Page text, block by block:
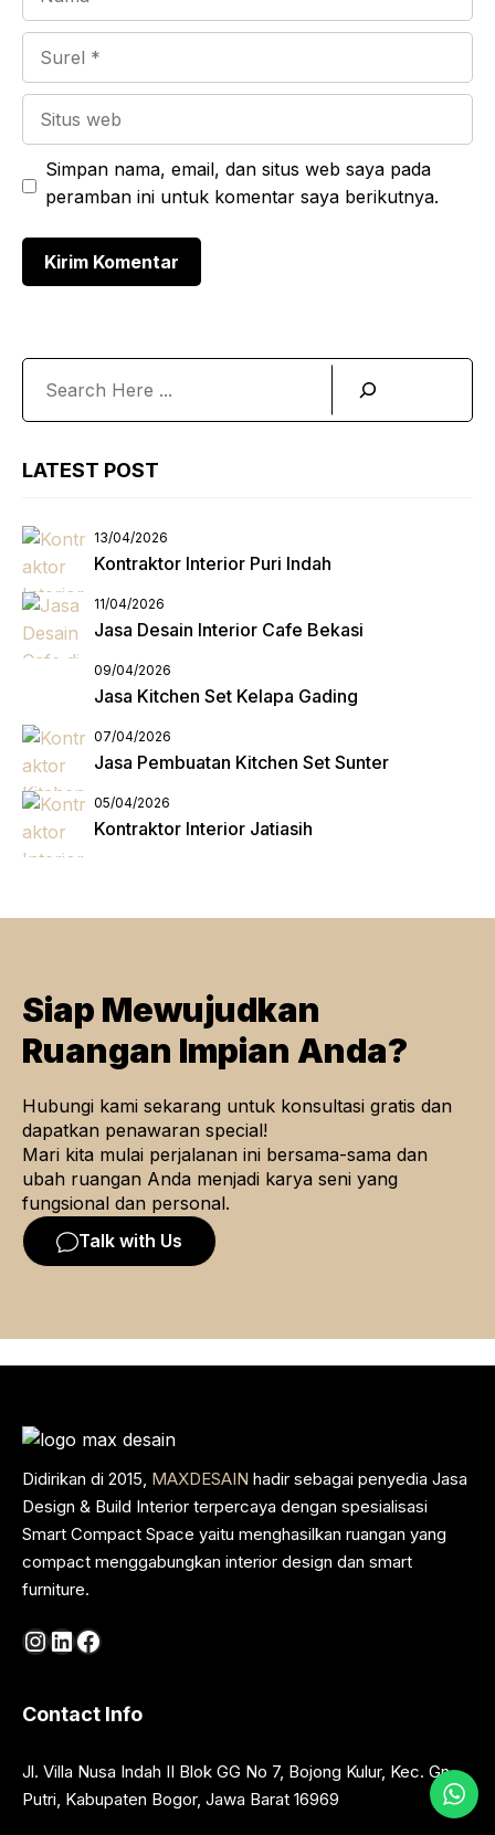
Simpan nama, email, dan situs web saya pada
peramban ini untuk komentar saya berikutnya.
Search
LATEST POST
13/04/2026
Kontraktor Interior Puri Indah
11/04/2026
Jasa Desain Interior Cafe Bekasi
09/04/2026
Jasa Kitchen Set Kelapa Gading
07/04/2026
Jasa Pembuatan Kitchen Set Sunter
05/04/2026
Kontraktor Interior Jatiasih
Siap Mewujudkan
Ruangan Impian Anda?
Hubungi kami sekarang untuk konsultasi gratis dan
dapatkan penawaran special!
Mari kita mulai perjalanan ini bersama-sama dan
ubah ruangan Anda menjadi karya seni yang
fungsional dan personal.
Talk with Us
Didirikan di 2015, MAXDESAIN hadir sebagai penyedia Jasa
Design & Build Interior terpercaya dengan spesialisasi
Smart Compact Space yaitu menghasilkan ruangan yang
compact menggabungkan interior design dan smart
furniture.
Instagram
LinkedIn
Facebook
Contact Info
Jl. Villa Nusa Indah II Blok GG No 7, Bojong Kulur, Kec. Gn.
Putri, Kabupaten Bogor, Jawa Barat 16969